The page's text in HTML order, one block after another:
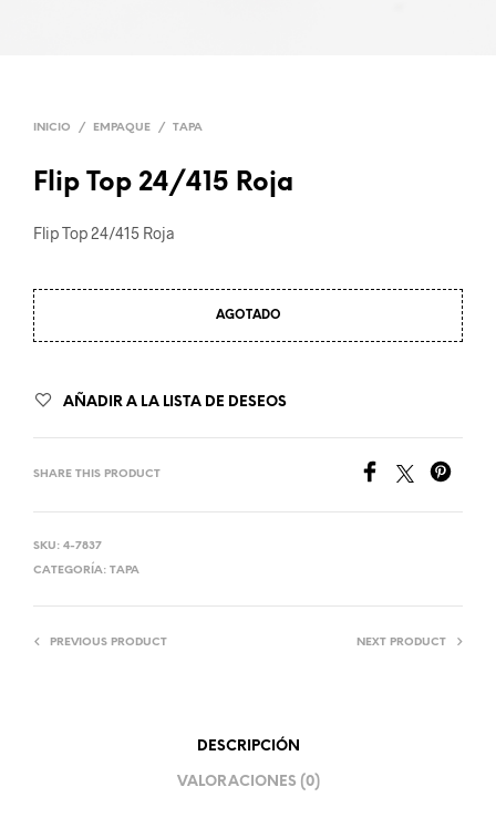
INICIO / EMPAQUE / TAPA
Flip Top 24/415 Roja
Flip Top 24/415 Roja
AGOTADO
AÑADIR A LA LISTA DE DESEOS
SHARE THIS PRODUCT
SKU: 4-7837
CATEGORÍA: TAPA
PREVIOUS PRODUCT NEXT PRODUCT
DESCRIPCIÓN
VALORACIONES (0)